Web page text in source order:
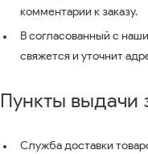
комментарии к заказу.
В согласованный с
свяжется и уточнит
Пункты выдачи
Служба доставки